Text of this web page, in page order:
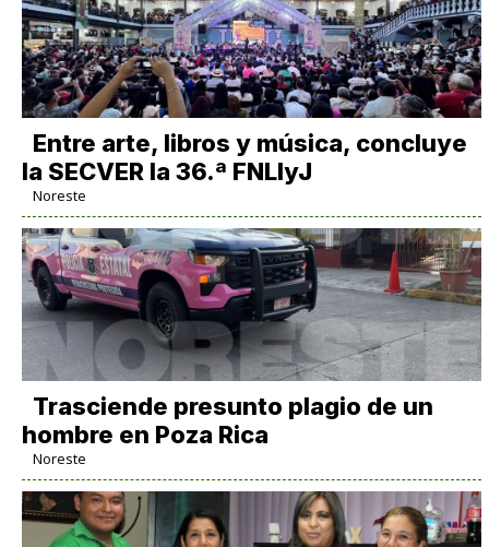
Entre arte, libros y música, concluye
la SECVER la 36.ª FNLIyJ
Noreste
Trasciende presunto plagio de un
hombre en Poza Rica
Noreste